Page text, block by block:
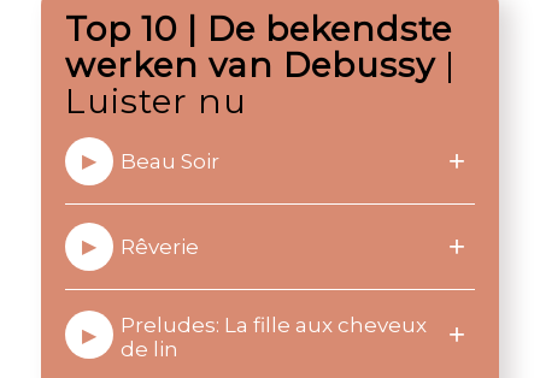
Top 10 | De bekendste
werken van Debussy |
Luister nu
▶ Beau Soir +
▶ Rêverie +
▶
Preludes: La fille aux cheveux
de lin
+